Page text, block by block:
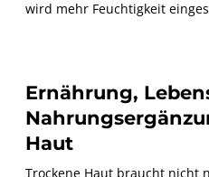
wird mehr Feuchtigkeit
Ernährung,
Haut
Trockene Haut braucht nicht